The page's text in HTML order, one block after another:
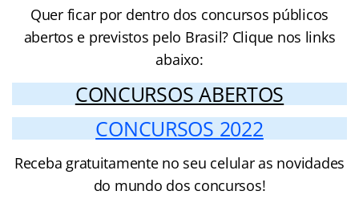
Quer ficar por dentro dos concursos públicos
abertos e previstos pelo Brasil? Clique nos links
abaixo:
CONCURSOS ABERTOS
CONCURSOS 2022
Receba gratuitamente no seu celular as novidades
do mundo dos concursos!